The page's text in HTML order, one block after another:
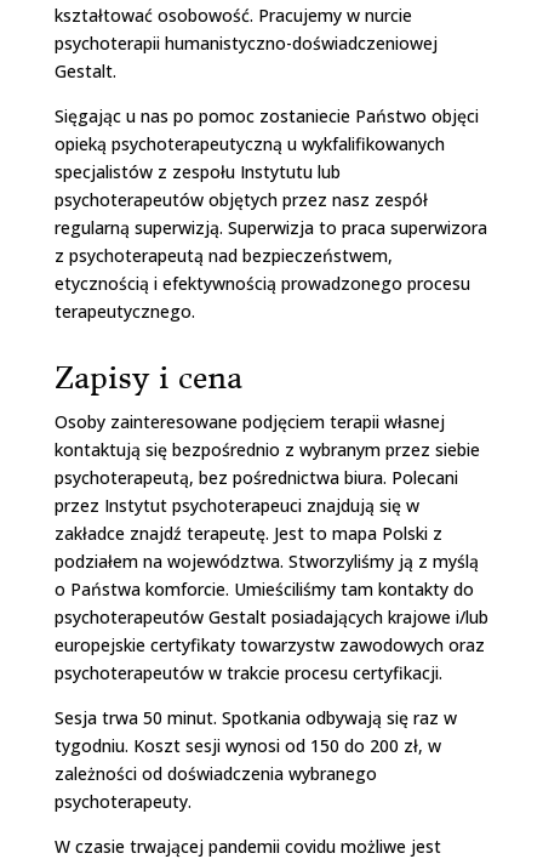
kształtować osobowość. Pracujemy w nurcie
psychoterapii humanistyczno-doświadczeniowej
Gestalt.
Sięgając u nas po pomoc zostaniecie Państwo objęci
opieką psychoterapeutyczną u wykfalifikowanych
specjalistów z zespołu Instytutu lub
psychoterapeutów objętych przez nasz zespół
regularną superwizją. Superwizja to praca superwizora
z psychoterapeutą nad bezpieczeństwem,
etycznością i efektywnością prowadzonego procesu
terapeutycznego.
Zapisy i cena
Osoby zainteresowane podjęciem terapii własnej
kontaktują się bezpośrednio z wybranym przez siebie
psychoterapeutą, bez pośrednictwa biura. Polecani
przez Instytut psychoterapeuci znajdują się w
zakładce znajdź terapeutę. Jest to mapa Polski z
podziałem na województwa. Stworzyliśmy ją z myślą
o Państwa komforcie. Umieściliśmy tam kontakty do
psychoterapeutów Gestalt posiadających krajowe i/lub
europejskie certyfikaty towarzystw zawodowych oraz
psychoterapeutów w trakcie procesu certyfikacji.
Sesja trwa 50 minut. Spotkania odbywają się raz w
tygodniu. Koszt sesji wynosi od 150 do 200 zł, w
zależności od doświadczenia wybranego
psychoterapeuty.
W czasie trwającej pandemii covidu możliwe jest